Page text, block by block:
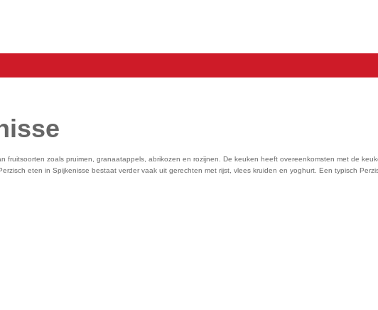
fruitsoorten zoals pruimen, granaatappels, abrikozen en rozijnen. De keuken heeft overeenkomsten met de
eten in Spijkenisse bestaat verder vaak uit gerechten met rijst, vlees kruiden en yoghurt. Een typisch